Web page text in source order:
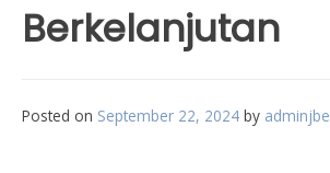
Berkelanjutan
Posted on September 22, 2024 by adminjbe